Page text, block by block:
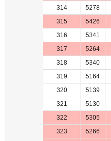
314
5278
315
5426
316
5341
317
5264
318
5340
319
5164
320
5139
321
5130
322
5305
323
5266